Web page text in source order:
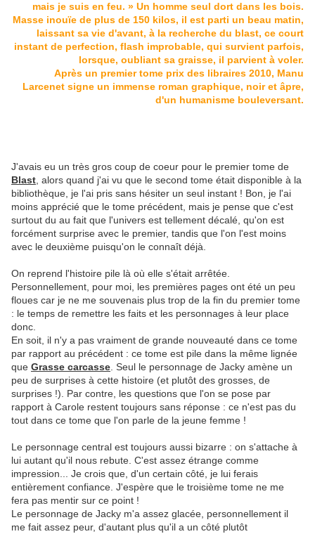
mais je suis en feu. » Un homme seul dort dans les bois.
Masse inouïe de plus de 150 kilos, il est parti un beau matin,
laissant sa vie d'avant, à la recherche du blast, ce court
instant de perfection, flash improbable, qui survient parfois,
lorsque, oubliant sa graisse, il parvient à voler.
Après un premier tome prix des libraires 2010, Manu
Larcenet signe un immense roman graphique, noir et âpre,
d'un humanisme bouleversant.
J'avais eu un très gros coup de coeur pour le premier tome de
Blast , alors quand j'ai vu que le second tome était disponible à la
bibliothèque, je l'ai pris sans hésiter un seul instant ! Bon, je l'ai
moins apprécié que le tome précédent, mais je pense que c'est
surtout du au fait que l'univers est tellement décalé, qu'on est
forcément surprise avec le premier, tandis que l'on l'est moins
avec le deuxième puisqu'on le connaît déjà.
On reprend l'histoire pile là où elle s'était arrêtée.
Personnellement, pour moi, les premières pages ont été un peu
floues car je ne me souvenais plus trop de la fin du premier tome
: le temps de remettre les faits et les personnages à leur place
donc.
En soit, il n'y a pas vraiment de grande nouveauté dans ce tome
par rapport au précédent : ce tome est pile dans la même lignée
que Grasse carcasse . Seul le personnage de Jacky amène un
peu de surprises à cette histoire (et plutôt des grosses, de
surprises !). Par contre, les questions que l'on se pose par
rapport à Carole restent toujours sans réponse : ce n'est pas du
tout dans ce tome que l'on parle de la jeune femme !
Le personnage central est toujours aussi bizarre : on s'attache à
lui autant qu'il nous rebute. C'est assez étrange comme
impression... Je crois que, d'un certain côté, je lui ferais
entièrement confiance. J'espère que le troisième tome ne me
fera pas mentir sur ce point !
Le personnage de Jacky m'a assez glacée, personnellement il
me fait assez peur, d'autant plus qu'il a un côté plutôt